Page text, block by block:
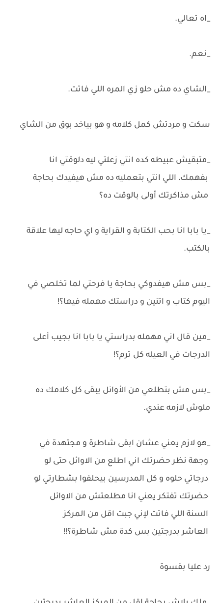
_اه تعالي.
_نعم.
_الشاي ده مش حلو زي المره اللي فاتت.
سكت و مردتش كمل كلامه و هو بياخد بوق من الشاي
_متبقيش عبيطه كده انتي زعلتي ليه دلوقتي انا
بفهمك، اللي انتي بتعمليه ده مش هيفيدك بحاجة
مش مذاكرتك أولى بالوقت ده؟
_يا بابا انا بحب الكتابة و القراية و اي حاجه ليها علاقة
بالكتب.
_بس مش هيفدوكي بحاجة يا فرحتي لما تخلصي في
اليوم كتاب و اتنين و دراستك مهمله فيها؟!
_مين قال اني مهمله بدراستي يا بابا انا بجيب أعلى
الدرجات في العيله كل ترم؟!
_بس مش بتطلعي من الأوائل يبقى كل كلامك ده
ملوش لازمه عندي.
_هو لازم يعني عشان ابقى شاطرة و مجتهدة في
وجهة نظر حضرتك اني اطلع من الاوائل حتى لو
درجاتي حلوه و كل المدرسين بيحلفوا بشطارتي لو
حضرتك تفتكر يعني انا مطلعتش من الاوائل
السنة اللي فاتت لإني جبت اقل من المركز
العاشر بدرجتين بس كدة مش شاطرة؟!!
رد عليا بقسوة